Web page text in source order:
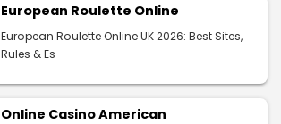
European Roulette Online
European Roulette Online UK 2026: Best Sites,
Rules & Es
Online Casino American